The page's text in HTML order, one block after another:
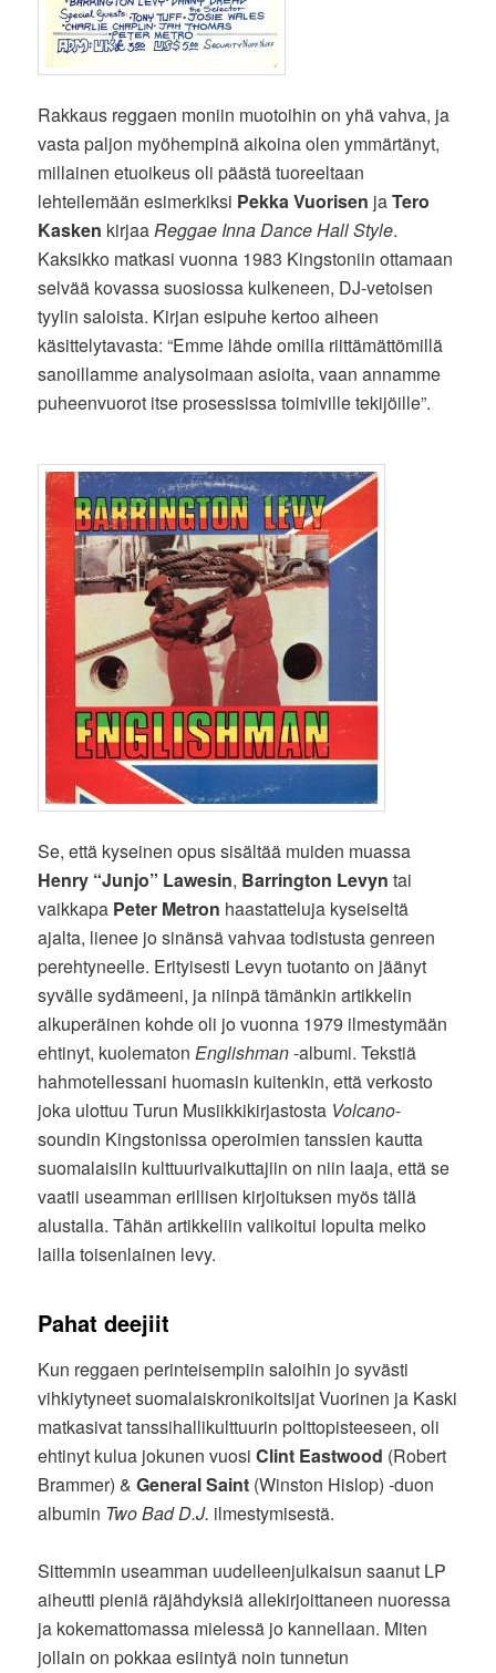
Rakkaus reggaen moniin muotoihin on yhä vahva, ja
vasta paljon myöhempinä aikoina olen ymmärtänyt,
millainen etuoikeus oli päästä tuoreeltaan
lehteilemään esimerkiksi Pekka Vuorisen jaTero
Kasken kirjaaReggae Inna Dance Hall Style.
Kaksikko matkasi vuonna 1983 Kingstoniin ottamaan
selvää kovassa suosiossa kulkeneen, DJ-vetoisen
tyylin saloista. Kirjan esipuhe kertoo aiheen
käsittelytavasta: “Emme lähde omilla riittämättömillä
sanoillamme analysoimaan asioita, vaan annamme
puheenvuorot itse prosessissa toimiville tekijöille”.
Se, että kyseinen opus sisältää muiden muassa
Henry “Junjo” Lawesin, Barrington Levyn tai
vaikkapa Peter Metron haastatteluja kyseiseltä
ajalta, lienee jo sinänsä vahvaa todistusta genreen
perehtyneelle. Erityisesti Levyn tuotanto on jäänyt
syvälle sydämeeni, ja niinpä tämänkin artikkelin
alkuperäinen kohde oli jo vuonna 1979 ilmestymään
ehtinyt, kuolematonEnglishman-albumi. Tekstiä
hahmotellessani huomasin kuitenkin, että verkosto
joka ulottuu Turun Musiikkikirjastosta Volcano-
soundin Kingstonissa operoimien tanssien kautta
suomalaisiin kulttuurivaikuttajiin on niin laaja, että se
vaatii useamman erillisen kirjoituksen myös tällä
alustalla. Tähän artikkeliin valikoitui lopulta melko
lailla toisenlainen levy.
Pahat deejiit
Kun reggaen perinteisempiin saloihin jo syvästi
vihkiytyneet suomalaiskronikoitsijat Vuorinen ja Kaski
matkasivat tanssihallikulttuurin polttopisteeseen, oli
ehtinyt kulua jokunen vuosiClint Eastwood (Robert
Brammer) &General Saint (Winston Hislop) -duon
albumin Two Bad D.J. ilmestymisestä.
Sittemmin useamman uudelleenjulkaisun saanut LP
aiheutti pieniä räjähdyksiä allekirjoittaneen nuoressa
ja kokemattomassa mielessä jo kannellaan. Miten
jollain on pokkaa esiintyä noin tunnetun